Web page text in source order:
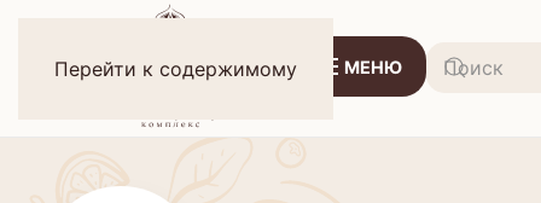
Перейти к содержимому МЕНЮ